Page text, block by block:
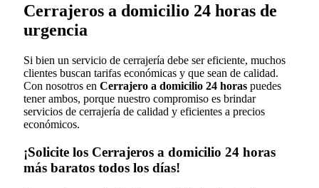
Cerrajeros a domicilio 24 horas de
urgencia
Si bien un servicio de cerrajería debe ser eficiente, muchos
clientes buscan tarifas económicas y que sean de calidad.
Con nosotros en Cerrajero a domicilio 24 horas puedes
tener ambos, porque nuestro compromiso es brindar
servicios de cerrajería de calidad y eficientes a precios
económicos.
¡Solicite los Cerrajeros a domicilio 24 horas
más baratos todos los días!